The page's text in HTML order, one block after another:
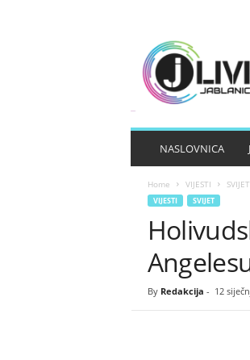
NASLOVNICA
Home VIJESTI SVIJET
VIJESTI SVIJET
By Redakcija - 12